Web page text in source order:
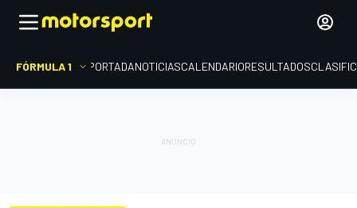
FÓRMULA 1 PORTADANOTICIASCALENDARIORESULTADOS